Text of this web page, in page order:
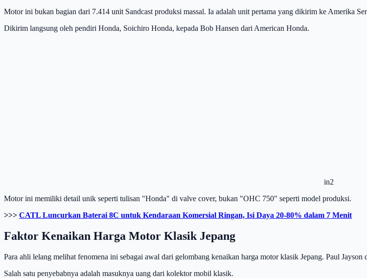
Motor ini bukan bagian dari 7.414 unit Sandcast produksi massal. Ia adalah unit pertama yang dikirim ke Amerika
Dikirim langsung oleh pendiri Honda, Soichiro Honda, kepada Bob Hansen dari American Honda.
in2
Motor ini memiliki detail unik seperti tulisan "Honda" di valve cover, bukan "OHC 750" seperti model produksi.
>>> CATL Luncurkan Baterai 8C untuk Kendaraan Komersial Ringan, Isi Daya 20-80% dalam 7 Menit
Faktor Kenaikan Harga Motor Klasik Jepang
Para ahli lelang melihat fenomena ini sebagai awal dari gelombang kenaikan harga motor klasik Jepang. Paul
Salah satu penyebabnya adalah masuknya uang dari kolektor mobil klasik.